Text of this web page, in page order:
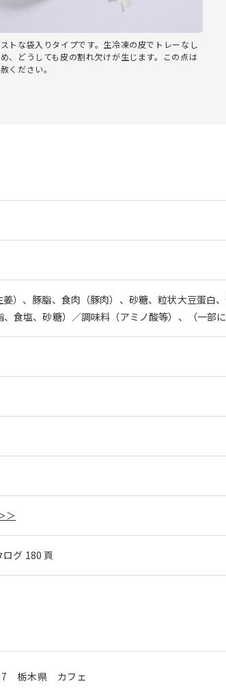
トな袋入りタイプです。生冷凍の皮でトレーなし
、どうしても皮の割れ欠けが生じます。この点は
ください。
）、豚脂、食肉（豚肉）、砂糖、粒状大豆蛋白
食塩、砂糖）／調味料（アミノ酸等）、（一部
＞
グ 180 頁
栃木県 カフェ